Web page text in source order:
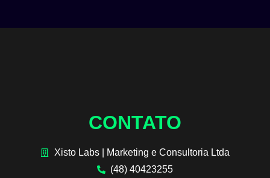
CONTATO
Xisto Labs | Marketing e Consultoria Ltda
(48) 40423255